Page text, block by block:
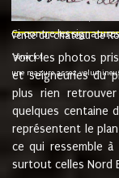
suivent les rentes,
Ci contre les
vente du château de
"3ème lot
une mazure assez
Voici les photos
et seigneuries du
plus rien
quelques centaine
représentent le
ce qui ressemble à
surtout celles Nord